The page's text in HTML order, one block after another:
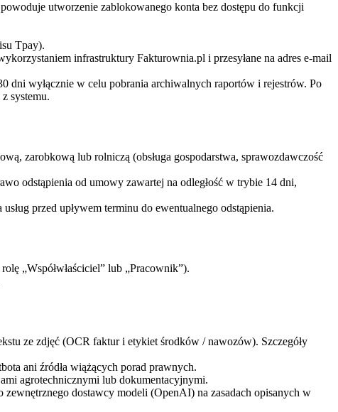
utworzenie zablokowanego konta bez dostępu do funkcji
Tpay).
infrastruktury Fakturownia.pl i przesyłane na adres e-mail
wyłącznie w celu pobrania archiwalnych raportów i rejestrów. Po
systemu.
zarobkową lub rolniczą (obsługa gospodarstwa, sprawozdawczość
odstąpienia od umowy zawartej na odległość w trybie 14 dni,
przed upływem terminu do ewentualnego odstąpienia.
„Współwłaściciel” lub „Pracownik”).
ze zdjęć (OCR faktur i etykiet środków / nawozów). Szczegóły
ani źródła wiążących porad prawnych.
agrotechnicznymi lub dokumentacyjnymi.
dostawcy modeli (OpenAI) na zasadach opisanych w